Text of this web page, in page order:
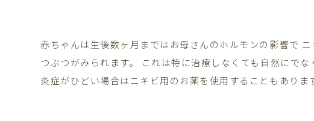
赤ちゃんは生後数ヶ月まではお母さんのホルモンの影響で
つぶつがみられます。 これは特に治療しなくても自然にで
炎症がひどい場合はニキビ用のお薬を使用することもありま